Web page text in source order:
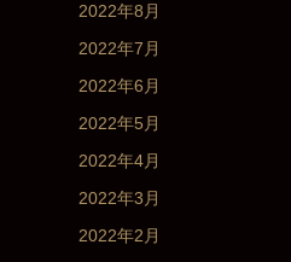
2022年8月
2022年7月
2022年6月
2022年5月
2022年4月
2022年3月
2022年2月